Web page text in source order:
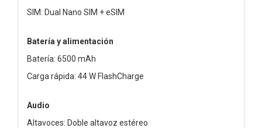
SIM: Dual Nano SIM + eSIM
Batería y alimentación
Batería: 6500 mAh
Carga rápida: 44 W FlashCharge
Audio
Altavoces: Doble altavoz estéreo